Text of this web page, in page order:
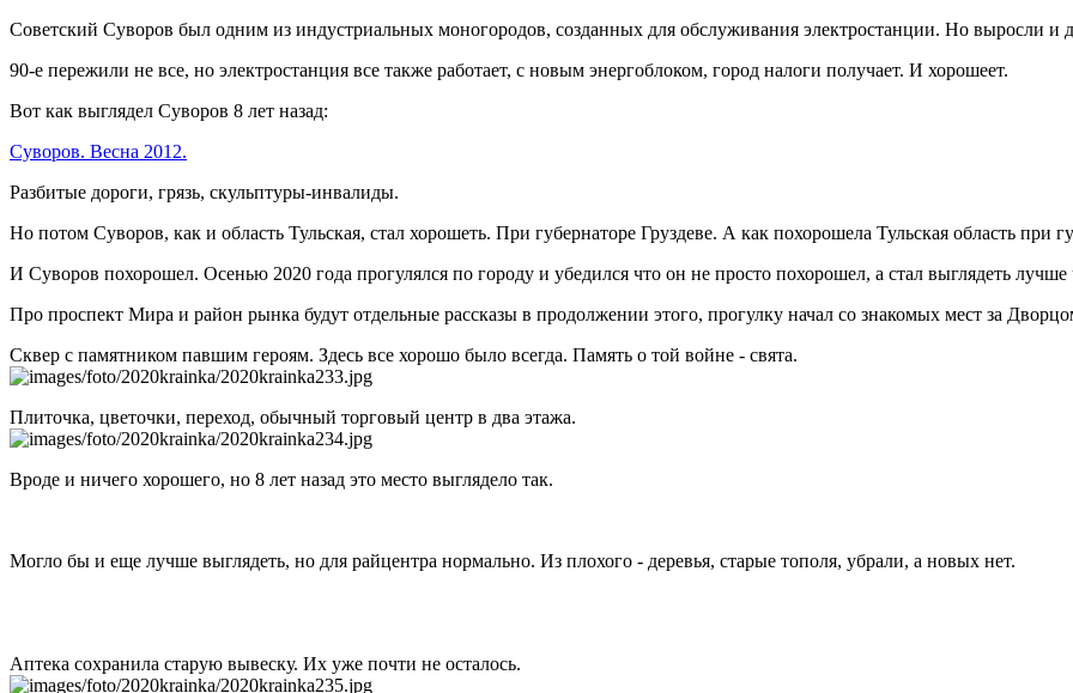
Советский Суворов был одним из индустриальных моногородов, созданных для обслуживания электростанции. Но выросли
90-е пережили не все, но электростанция все также работает, с новым энергоблоком, город налоги получает. И хорошеет.
Вот как выглядел Суворов 8 лет назад:
Суворов. Весна 2012.
Разбитые дороги, грязь, скульптуры-инвалиды.
Но потом Суворов, как и область Тульская, стал хорошеть. При губернаторе Груздеве. А как похорошела Тульская область при
И Суворов похорошел. Осенью 2020 года прогулялся по городу и убедился что он не просто похорошел, а стал выглядеть лучше
Про проспект Мира и район рынка будут отдельные рассказы в продолжении этого, прогулку начал со знакомых мест за
Сквер с памятником павшим героям. Здесь все хорошо было всегда. Память о той войне - свята.
Плиточка, цветочки, переход, обычный торговый центр в два этажа.
Вроде и ничего хорошего, но 8 лет назад это место выглядело так.
Могло бы и еще лучше выглядеть, но для райцентра нормально. Из плохого - деревья, старые тополя, убрали, а новых нет.
Аптека сохранила старую вывеску. Их уже почти не осталось.